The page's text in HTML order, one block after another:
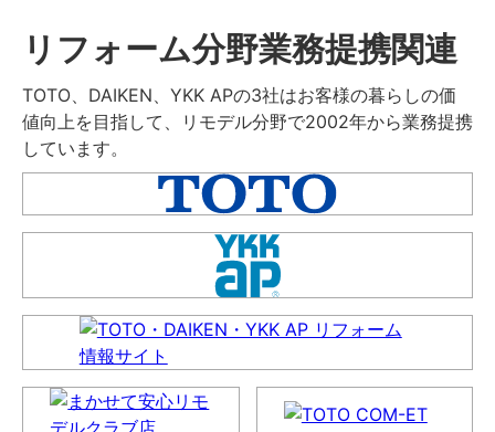
リフォーム分野業務提携関連
TOTO、DAIKEN、YKK APの3社はお客様の暮らしの価
値向上を目指して、リモデル分野で2002年から業務提携
しています。